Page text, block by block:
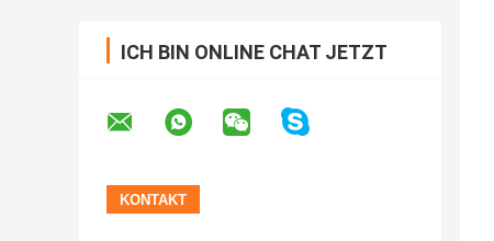
ICH BIN ONLINE CHAT JETZT